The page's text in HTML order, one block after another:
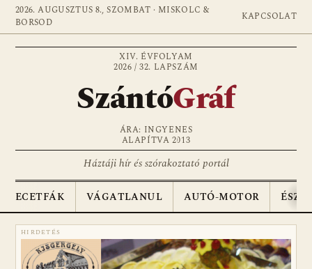
2026. AUGUSZTUS 8., SZOMBAT · MISKOLC &
BORSOD
KAPCSOLAT
XIV. ÉVFOLYAM
2026 / 32. LAPSZÁM
SzántóGráf
ÁRA: INGYENES
ALAPÍTVA 2013
Háztáji hír és szórakoztató portál
ECETFÁK VÁGATLANUL AUTÓ-MOTOR
HIRDETÉS